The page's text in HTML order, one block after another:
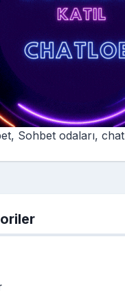
Sohbet odaları, chat